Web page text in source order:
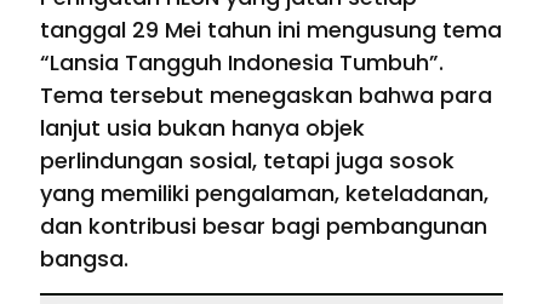
tanggal 29 Mei tahun ini mengusung tema
“Lansia Tangguh Indonesia Tumbuh”.
Tema tersebut menegaskan bahwa para
lanjut usia bukan hanya objek
perlindungan sosial, tetapi juga sosok
yang memiliki pengalaman, keteladanan,
dan kontribusi besar bagi pembangunan
bangsa.